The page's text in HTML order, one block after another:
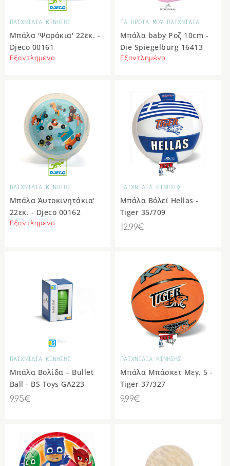
ΠΑΙΧΝΙΔΙΑ ΚΙΝΗΣΗΣ
Μπάλα 'Ψαράκια' 22εκ. -
Djeco 00161
Εξαντλημένο
ΤΑ ΠΡΩΤΑ ΜΟΥ ΠΑΙΧΝΙΔΙΑ
Μπάλα baby Ροζ 10cm -
Die Spiegelburg 16413
Εξαντλημένο
ΠΑΙΧΝΙΔΙΑ ΚΙΝΗΣΗΣ
Μπάλα Άυτοκινητάκια'
22εκ. - Djeco 00162
Εξαντλημένο
ΠΑΙΧΝΙΔΙΑ ΚΙΝΗΣΗΣ
Μπάλα Βόλεϊ Hellas -
Tiger 35/709
12.99€
ΠΑΙΧΝΙΔΙΑ ΚΙΝΗΣΗΣ
Μπάλα Βολίδα – Bullet
Ball - BS Toys GA223
9.95€
ΠΑΙΧΝΙΔΙΑ ΚΙΝΗΣΗΣ
Μπάλα Μπάσκετ Μεγ. 5 -
Tiger 37/327
9.99€